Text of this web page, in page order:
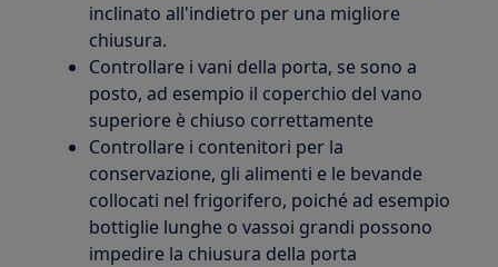
inclinato all'indietro per una migliore
chiusura.
Controllare i vani della porta, se sono a
posto, ad esempio il coperchio del vano
superiore è chiuso correttamente
Controllare i contenitori per la
conservazione, gli alimenti e le bevande
collocati nel frigorifero, poiché ad esempio
bottiglie lunghe o vassoi grandi possono
impedire la chiusura della porta